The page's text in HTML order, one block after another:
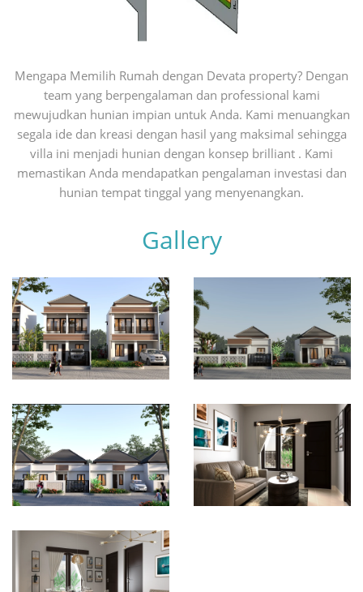
Mengapa Memilih Rumah dengan Devata property? Dengan
team yang berpengalaman dan professional kami
mewujudkan hunian impian untuk Anda. Kami menuangkan
segala ide dan kreasi dengan hasil yang maksimal sehingga
villa ini menjadi hunian dengan konsep brilliant . Kami
memastikan Anda mendapatkan pengalaman investasi dan
hunian tempat tinggal yang menyenangkan.
Gallery